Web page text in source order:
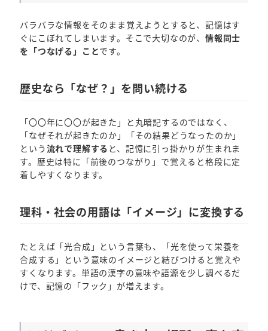
バラバラな情報をそのまま覚えようとすると、記憶はす
ぐにこぼれてしまいます。そこで大切なのが、 情報同士
を「つなげる」ことです。
歴史なら「なぜ？」を問い続ける
「〇〇年に〇〇が起きた」と丸暗記するのではなく、
「なぜそれが起きたのか」「その結果どうなったのか」
という流れで理解する と、記憶に引っ掛かりが生まれま
す。歴史は特に「前後のつながり」で覚えると格段に定
着しやすくなります。
理科・社会の用語は「イメージ」に変換する
たとえば「光合成」という言葉も、「光を使って栄養を
合成する」という意味のイメージと結びつけると覚えや
すくなります。単語の漢字の意味や語源を少し調べるだ
けで、記憶の「フック」が増えます。